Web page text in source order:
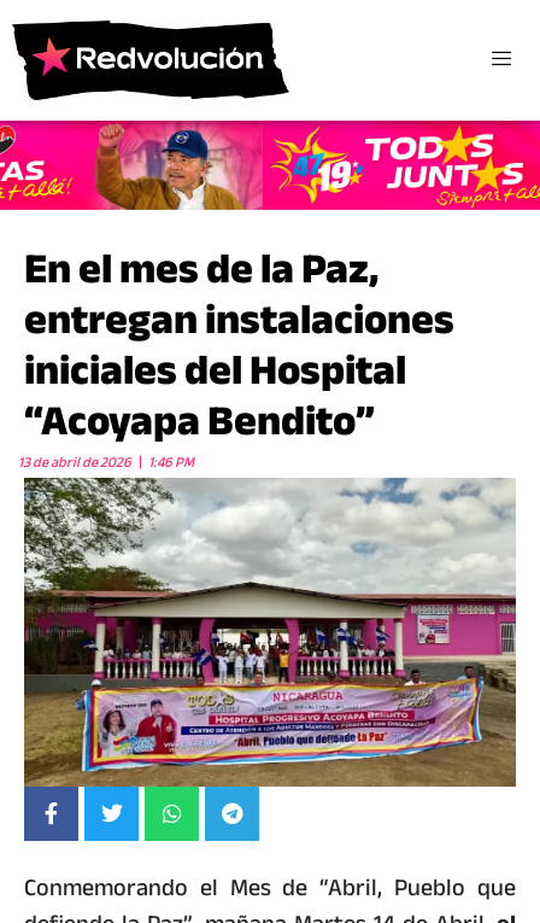
En el mes de la Paz,
entregan instalaciones
iniciales del Hospital
“Acoyapa Bendito”
13 de abril de 2026 1:46 PM
Conmemorando el Mes de “Abril, Pueblo que